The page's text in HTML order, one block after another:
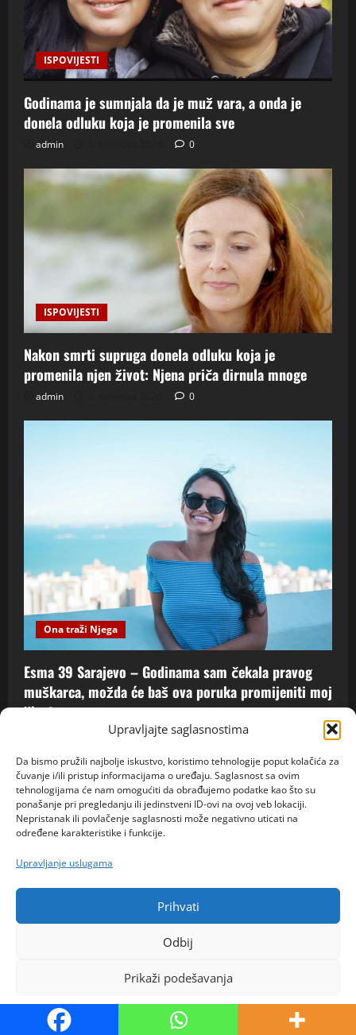
Upravljajte saglasnostima
Da bismo pružili najbolje iskustvo, koristimo tehnologije poput kolačića za
čuvanje i/ili pristup informacijama o uređaju. Saglasnost sa ovim
tehnologijama će nam omogućiti da obrađujemo podatke kao što su
ponašanje pri pregledanju ili jedinstveni ID-ovi na ovoj veb lokaciji.
Nepristanak ili povlačenje saglasnosti može negativno uticati na
određene karakteristike i funkcije.
Upravljanje uslugama
Prihvati
Odbij
Prikaži podešavanja
Politika kolačića
ISPOVIJESTI
Godinama je sumnjala da je muž vara, a onda je
donela odluku koja je promenila sve
admin 0
ISPOVIJESTI
Nakon smrti supruga donela odluku koja je
promenila njen život: Njena priča dirnula mnoge
admin 0
Ona traži Njega
Esma 39 Sarajevo – Godinama sam čekala pravog
muškarca, možda će baš ova poruka promijeniti moj
život
6. kolovoza 2026. 0
Copyright ©Saznajemo All rights reserved.|
MoreNewsby AF themes.